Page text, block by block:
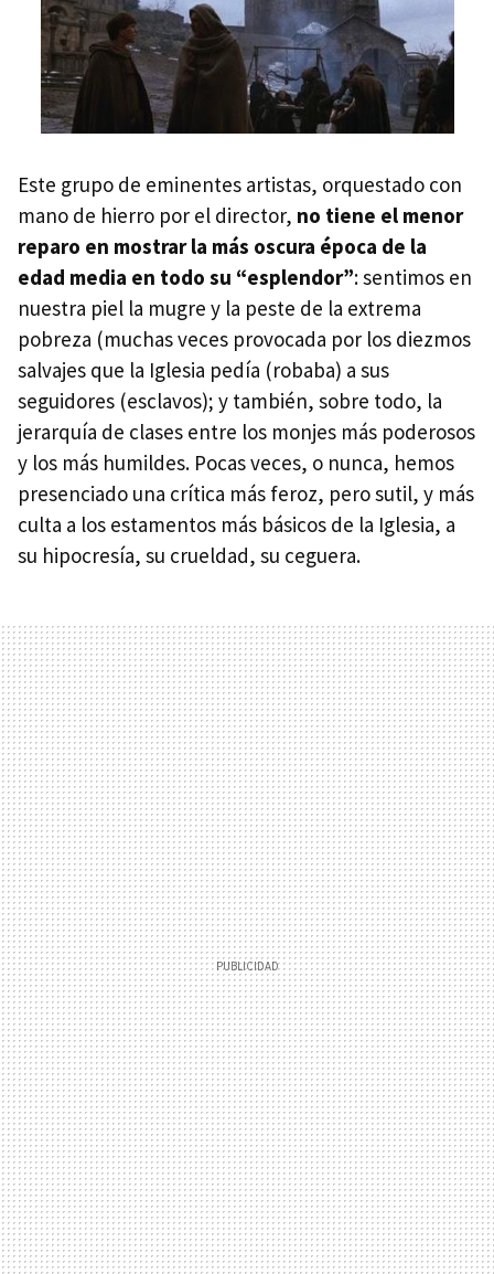
Este grupo de eminentes artistas, orquestado con
mano de hierro por el director, no tiene el menor
reparo en mostrar la más oscura época de la
edad media en todo su “esplendor”: sentimos en
nuestra piel la mugre y la peste de la extrema
pobreza (muchas veces provocada por los diezmos
salvajes que la Iglesia pedía (robaba) a sus
seguidores (esclavos); y también, sobre todo, la
jerarquía de clases entre los monjes más poderosos
y los más humildes. Pocas veces, o nunca, hemos
presenciado una crítica más feroz, pero sutil, y más
culta a los estamentos más básicos de la Iglesia, a
su hipocresía, su crueldad, su ceguera.